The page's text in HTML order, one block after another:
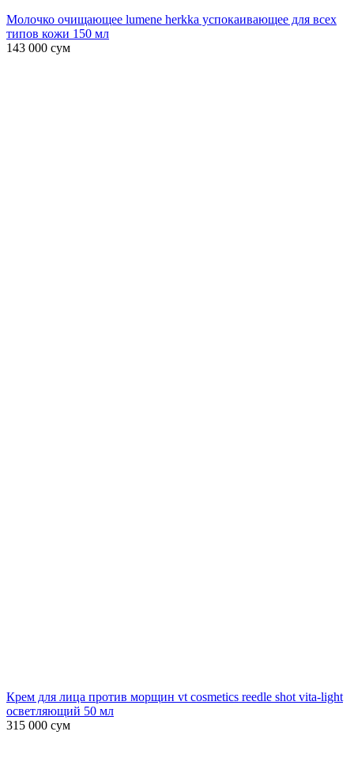
Молочко очищающее lumene herkka успокаивающее для всех
типов кожи 150 мл
143 000 сум
Крем для лица против морщин vt cosmetics reedle shot vita-light
осветляющий 50 мл
315 000 сум